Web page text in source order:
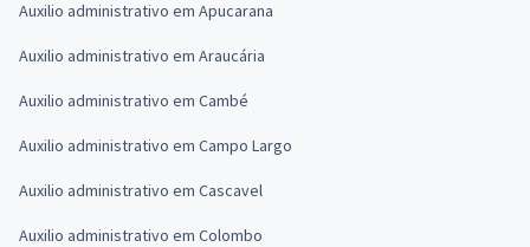
Auxilio administrativo em Apucarana
Auxilio administrativo em Araucária
Auxilio administrativo em Cambé
Auxilio administrativo em Campo Largo
Auxilio administrativo em Cascavel
Auxilio administrativo em Colombo